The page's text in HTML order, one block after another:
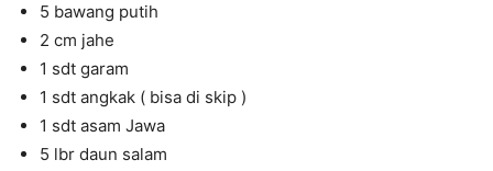
5 bawang putih
2 cm jahe
1 sdt garam
1 sdt angkak ( bisa di skip )
1 sdt asam Jawa
5 lbr daun salam